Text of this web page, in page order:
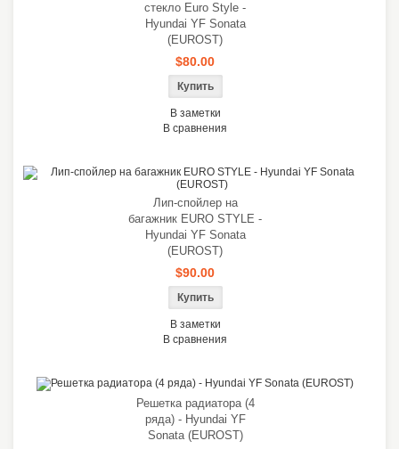
стекло Euro Style -
Hyundai YF Sonata
(EUROST)
$80.00
В заметки
В сравнения
Лип-спойлер на
багажник EURO STYLE -
Hyundai YF Sonata
(EUROST)
$90.00
В заметки
В сравнения
Решетка радиатора (4
ряда) - Hyundai YF
Sonata (EUROST)